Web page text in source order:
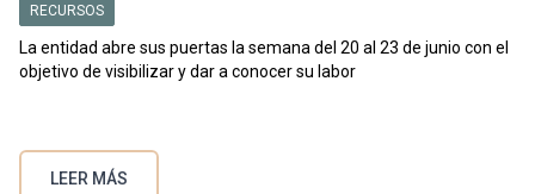
RECURSOS
La entidad abre sus puertas la semana del 20 al 23 de junio con el
objetivo de visibilizar y dar a conocer su labor
LEER MÁS